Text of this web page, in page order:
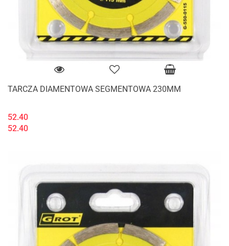
TARCZA DIAMENTOWA SEGMENTOWA 230MM
52.40
52.40